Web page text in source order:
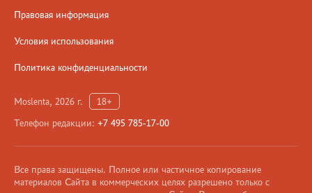
Правовая информация
Условия использования
Политика конфиденциальности
Moslenta, 2026 г.
18+
Телефон редакции: +7 495 785-17-00
Все права защищены. Полное или частичное копирование
материалов Сайта в коммерческих целях разрешено только с